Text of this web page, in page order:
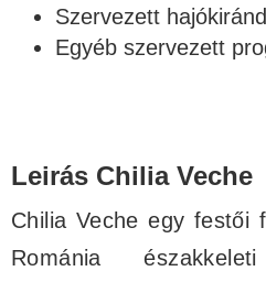
Szervezett
Egyéb szervezett
Leirás Chilia Veche
Chilia Veche egy festői
Románia